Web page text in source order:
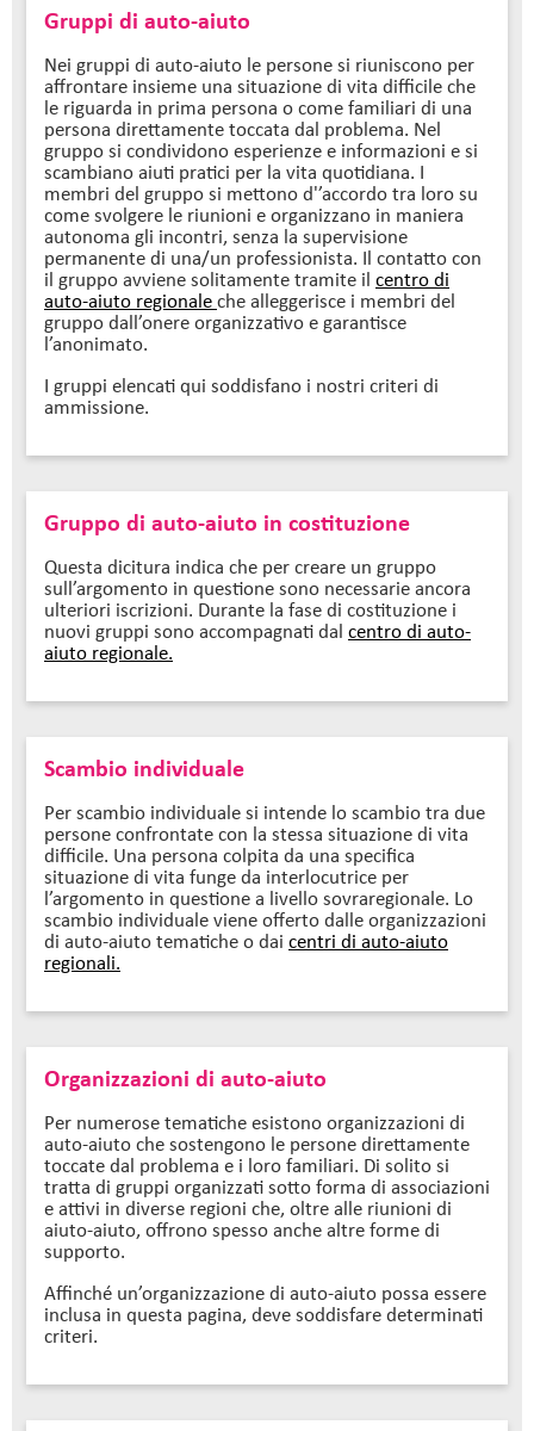
Gruppi di auto-aiuto
Nei gruppi di auto-aiuto le persone si riuniscono per
affrontare insieme una situazione di vita difficile che
le riguarda in prima persona o come familiari di una
persona direttamente toccata dal problema. Nel
gruppo si condividono esperienze e informazioni e si
scambiano aiuti pratici per la vita quotidiana. I
membri del gruppo si mettono d'’accordo tra loro su
come svolgere le riunioni e organizzano in maniera
autonoma gli incontri, senza la supervisione
permanente di una/un professionista. Il contatto con
il gruppo avviene solitamente tramite il centro di
auto-aiuto regionaleche alleggerisce i membri del
gruppo dall’onere organizzativo e garantisce
l’anonimato.
I gruppi elencati qui soddisfano i nostri criteri di
ammissione.
Gruppo di auto-aiuto in costituzione
Questa dicitura indica che per creare un gruppo
sull’argomento in questione sono necessarie ancora
ulteriori iscrizioni. Durante la fase di costituzione i
nuovi gruppi sono accompagnati dal centro di auto-
aiuto regionale.
Scambio individuale
Per scambio individuale si intende lo scambio tra due
persone confrontate con la stessa situazione di vita
difficile. Una persona colpita da una specifica
situazione di vita funge da interlocutrice per
l’argomento in questione a livello sovraregionale. Lo
scambio individuale viene offerto dalle organizzazioni
di auto-aiuto tematiche o dai centri di auto-aiuto
regionali.
Organizzazioni di auto-aiuto
Per numerose tematiche esistono organizzazioni di
auto-aiuto che sostengono le persone direttamente
toccate dal problema e i loro familiari. Di solito si
tratta di gruppi organizzati sotto forma di associazioni
e attivi in diverse regioni che, oltre alle riunioni di
aiuto-aiuto, offrono spesso anche altre forme di
supporto.
Affinché un’organizzazione di auto-aiuto possa essere
inclusa in questa pagina, deve soddisfare determinati
criteri.